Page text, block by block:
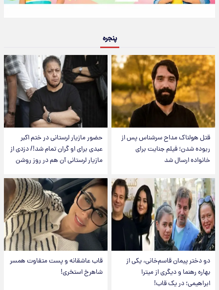
پنجره
قتل هولناک مداح سرشناس پس از
ربوده شدن؛ فیلم جنایت برای
خانواده ارسال شد
حضور مازیار لرستانی در ختم اکبر
عبدی برای او گران تمام شد!/ دزدی از
مازیار لرستانی آن هم در روز روشن
دو دختر پیمان قاسم‌خانی، یکی از
بهاره رهنما و دیگری از میترا
ابراهیمی؛ در یک قاب!
قاب عاشقانه و پست متفاوت همسر
شاهرخ استخری!